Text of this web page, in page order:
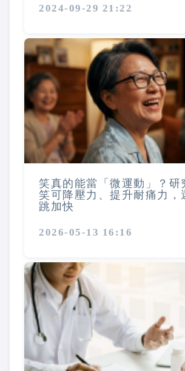
2024-09-29 21:22
笑真的能當「微運動」？研
笑可降壓力、提升耐痛力，
跳加快
2026-05-13 16:16